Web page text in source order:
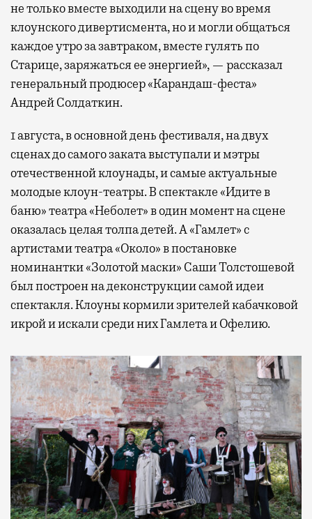
не только вместе выходили на сцену во время
клоунского дивертисмента, но и могли общаться
каждое утро за завтраком, вместе гулять по
Старице, заряжаться ее энергией», — рассказал
генеральный продюсер «Карандаш-феста»
Андрей Солдаткин.
1 августа, в основной день фестиваля, на двух
сценах до самого заката выступали и мэтры
отечественной клоунады, и самые актуальные
молодые клоун-театры. В спектакле «Идите в
баню» театра «Неболет» в один момент на сцене
оказалась целая толпа детей. А «Гамлет» с
артистами театра «Около» в постановке
номинантки «Золотой маски» Саши Толстошевой
был построен на деконструкции самой идеи
спектакля. Клоуны кормили зрителей кабачковой
икрой и искали среди них Гамлета и Офелию.